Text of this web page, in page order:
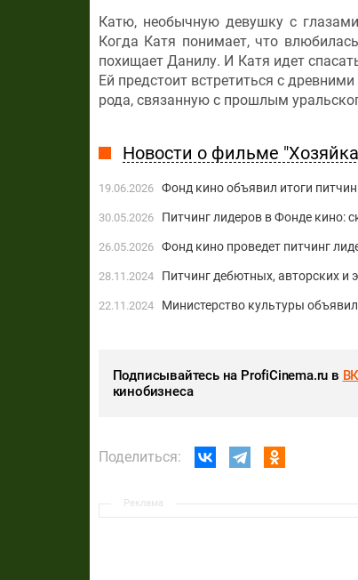
Катю, необычную девушку с
Когда Катя понимает, что
похищает Данилу. И Катя идет
Ей предстоит встретиться с
рода, связанную с прошлым
Новости о фильме
19.06.2026 Фонд кино объявил итоги
30.05.2026 Питчинг лидеров в Фонде кино:
26.05.2026 Фонд кино проведет питчинг
28.11.2024 Питчинг дебютных, авторских
22.11.2024 Министерство культуры
Подписывайтесь на ProfiCinema.ru в
кинобизнеса
Поделиться:
Реклама